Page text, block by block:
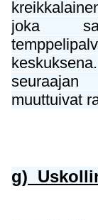
joka
muuttuivat
g)